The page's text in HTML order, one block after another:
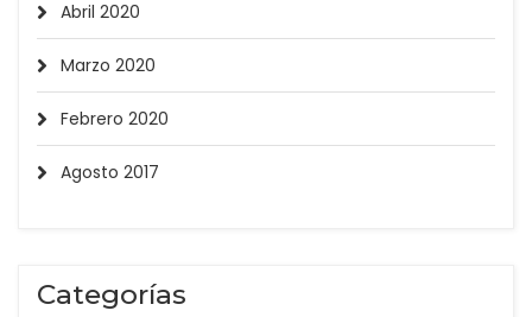
Abril 2020
Marzo 2020
Febrero 2020
Agosto 2017
Categorías